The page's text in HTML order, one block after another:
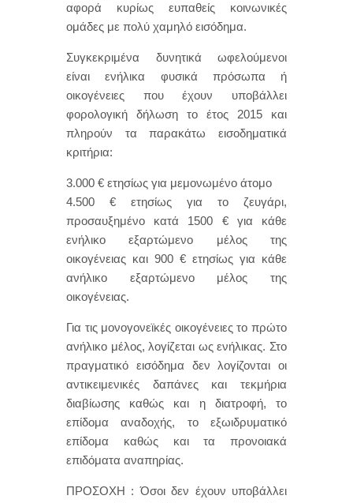
αφορά κυρίως ευπαθείς κοινωνικές
ομάδες με πολύ χαμηλό εισόδημα.
Συγκεκριμένα δυνητικά ωφελούμενοι
είναι ενήλικα φυσικά πρόσωπα ή
οικογένειες που έχουν υποβάλλει
φορολογική δήλωση το έτος 2015 και
πληρούν τα παρακάτω εισοδηματικά
κριτήρια:
3.000 € ετησίως για μεμονωμένο άτομο
4.500 € ετησίως για το ζευγάρι,
προσαυξημένο κατά 1500 € για κάθε
ενήλικο εξαρτώμενο μέλος της
οικογένειας και 900 € ετησίως για κάθε
ανήλικο εξαρτώμενο μέλος της
οικογένειας.
Για τις μονογονεϊκές οικογένειες το πρώτο
ανήλικο μέλος, λογίζεται ως ενήλικας. Στο
πραγματικό εισόδημα δεν λογίζονται οι
αντικειμενικές δαπάνες και τεκμήρια
διαβίωσης καθώς και η διατροφή, το
επίδομα αναδοχής, το εξωιδρυματικό
επίδομα καθώς και τα προνοιακά
επιδόματα αναπηρίας.
ΠΡΟΣΟΧΗ : Όσοι δεν έχουν υποβάλλει